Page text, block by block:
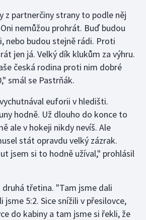
z partnerčiny strany to podle něj
nemůžou prohrát. Buď budou
nebo budou stejně rádi. Proti
jen já. Velký dík klukům za výhru.
česká rodina proti nim dobré
smál se Pastrňák.
euforii v hledišti.
hodně. Už dlouho do konce to
ale v hokeji nikdy nevíš. Ale
stát opravdu velký zázrak.
jsem si to hodně užíval," prohlásil
druhá třetina. "Tam jsme dali
jsme 5:2. Sice snížili v přesilovce,
do kabiny a tam jsme si řekli, že